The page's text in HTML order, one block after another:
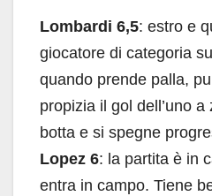
Lombardi 6,5: estro e
giocatore di categoria
quando prende palla,
propizia il gol dell’uno
botta e si spegne
Lopez 6: la partita è in
entra in campo. Tiene